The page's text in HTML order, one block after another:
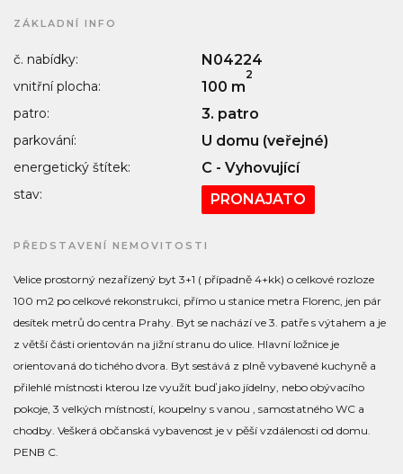
ZÁKLADNÍ INFO
č. nabídky: N04224
vnitřní plocha: 100 m
2
patro: 3. patro
parkování: U domu (veřejné)
energetický štítek: C - Vyhovující
stav: PRONAJATO
PŘEDSTAVENÍ NEMOVITOSTI
Velice prostorný nezařízený byt 3+1 ( případně 4+kk) o celkové rozloze
100 m2 po celkové rekonstrukci, přímo u stanice metra Florenc, jen pár
desítek metrů do centra Prahy. Byt se nachází ve 3. patře s výtahem a je
z větší části orientován na jižní stranu do ulice. Hlavní ložnice je
orientovaná do tichého dvora. Byt sestává z plně vybavené kuchyně a
přilehlé místnosti kterou lze využít buď jako jídelny, nebo obývacího
pokoje, 3 velkých místností, koupelny s vanou , samostatného WC a
chodby. Veškerá občanská vybavenost je v pěší vzdálenosti od domu.
PENB C.